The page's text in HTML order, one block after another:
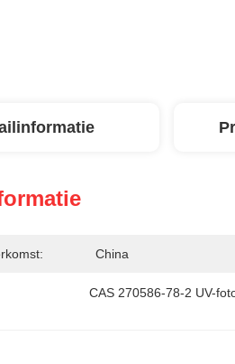
China
CAS 270586-78-2 UV-